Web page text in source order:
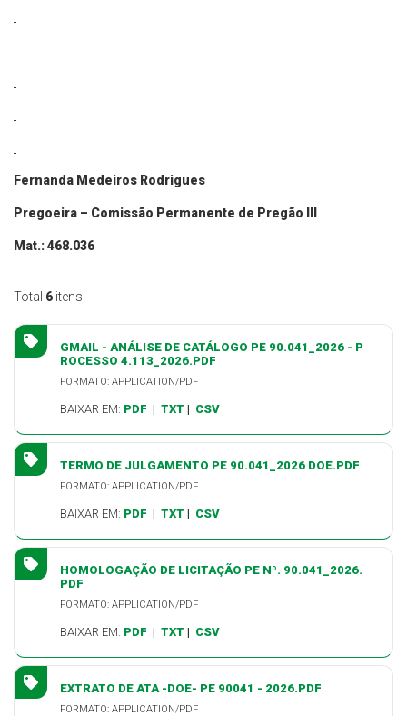
Fernanda Medeiros Rodrigues
Pregoeira – Comissão Permanente de Pregão III
Mat.: 468.036
Total 6 itens.
GMAIL - ANÁLISE DE CATÁLOGO PE 90.041_2026 - P
ROCESSO 4.113_2026.PDF
FORMATO: APPLICATION/PDF
BAIXAR EM: PDF | TXT | CSV
TERMO DE JULGAMENTO PE 90.041_2026 DOE.PDF
FORMATO: APPLICATION/PDF
BAIXAR EM: PDF | TXT | CSV
HOMOLOGAÇÃO DE LICITAÇÃO PE Nº. 90.041_2026.
PDF
FORMATO: APPLICATION/PDF
BAIXAR EM: PDF | TXT | CSV
EXTRATO DE ATA -DOE- PE 90041 - 2026.PDF
FORMATO: APPLICATION/PDF